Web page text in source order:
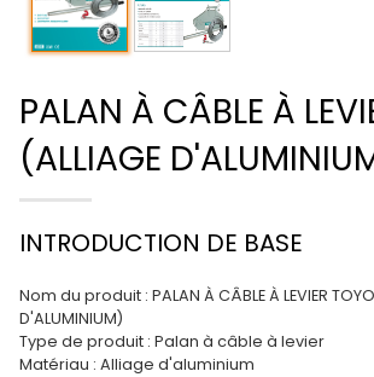
PALAN À CÂBLE À
(ALLIAGE
INTRODUCTION DE BASE
Nom du produit : PALAN À CÂBLE À LEVIER
D'ALUMINIUM)
Type de produit : Palan à câble à levier
Matériau : Alliage d'aluminium